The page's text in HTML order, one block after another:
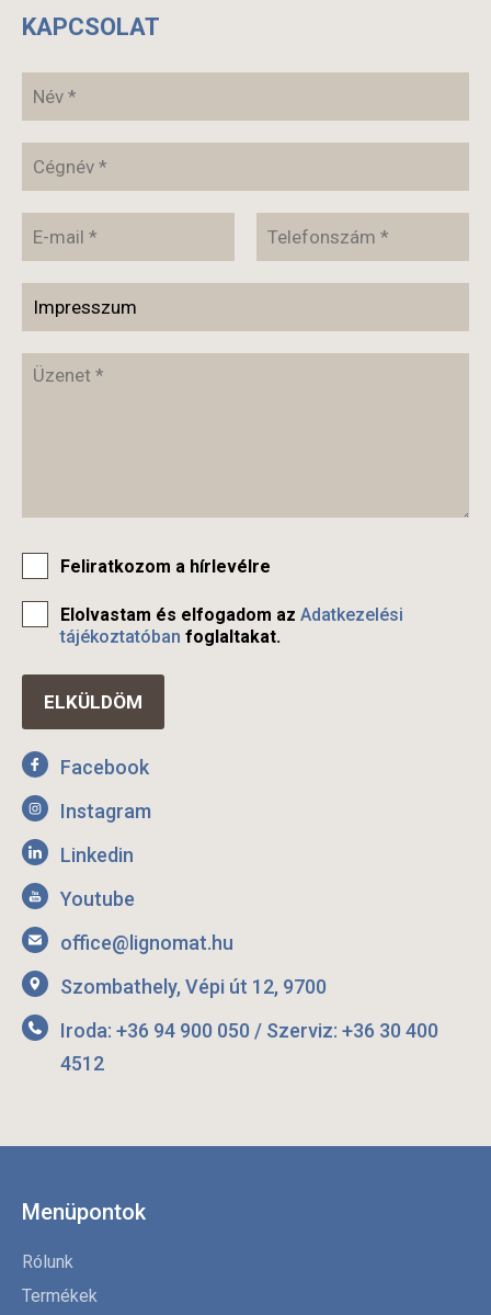
KAPCSOLAT
Feliratkozom a hírlevélre
Elolvastam és elfogadom az Adatkezelési
tájékoztatóban foglaltakat.
Facebook
Instagram
Linkedin
Youtube
office@lignomat.hu
Szombathely, Vépi út 12, 9700
Iroda: +36 94 900 050 / Szerviz: +36 30 400
4512
Menüpontok
Rólunk
Termékek